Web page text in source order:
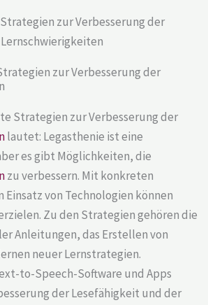
zur Verbesserung der
Strategien zur Verbesserung der
lautet: Legasthenie ist eine
es gibt Möglichkeiten, die
zu verbessern. Mit konkreten
von Technologien können
Zu den Strategien gehören die
Anleitungen, das Erstellen von
neuer Lernstrategien.
to-Speech-Software und Apps
der Lesefähigkeit und der